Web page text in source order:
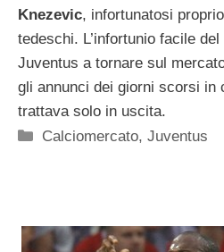
Knezevic, infortunatosi
tedeschi. L’infortunio facile
Juventus a tornare sul
gli annunci dei giorni scorsi in
trattava solo in uscita.
Categorie
Calciomercato,Juventus